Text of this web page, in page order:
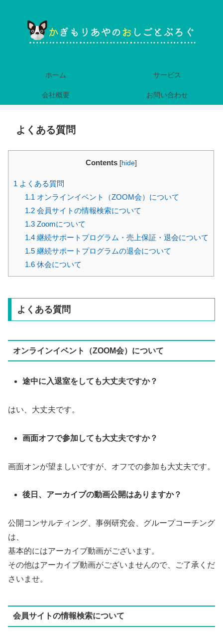
ホーム サービス
会社概要 お問い合わせ
よくある質問
Contents [hide]
1 よくある質問
1.1 オンラインイベント（ZOOM会）について
1.2会員サイトの情報検索について
1.3Zoomについて
1.4継続サポートプログラム・売上保証・退会について
1.5継続サポートプログラムの退会について
1.6休会について
よくある質問
オンラインイベント（ZOOM会）について
途中に入退室をしても大丈夫ですか？
はい、大丈夫です。
画面オフで参加しても大丈夫ですか？
画面オンが望ましいですが、オフでの参加も大丈夫です。
後日、アーカイブの動画公開はありますか？
公開コンサルティング、事例研究会、グループコーチング
は、
基本的にはアーカイブ動画がございます。
その他はアーカイブ動画がございませんので、ご了承くだ
さいませ。
会員サイトの情報検索について